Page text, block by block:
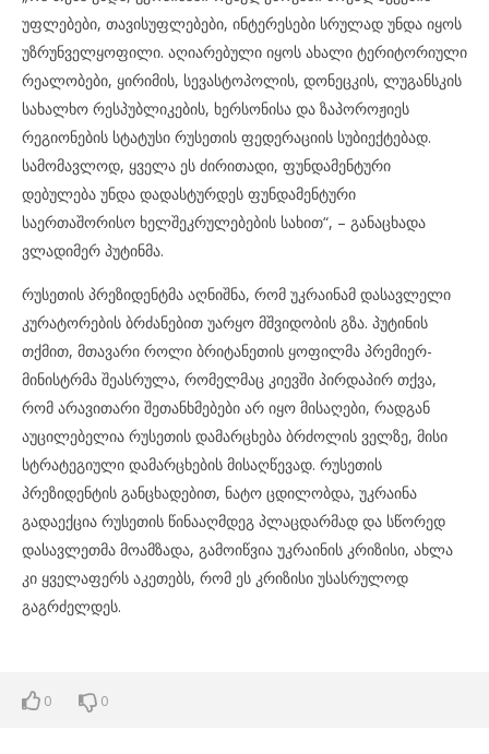
უფლებები, თავისუფლებები, ინტერესები სრულად უნდა იყოს
უზრუნველყოფილი. აღიარებული იყოს ახალი ტერიტორიული
რეალობები, ყირიმის, სევასტოპოლის, დონეცკის, ლუგანსკის
სახალხო რესპუბლიკების, ხერსონისა და ზაპოროჟიეს
რეგიონების სტატუსი რუსეთის ფედერაციის სუბიექტებად.
სამომავლოდ, ყველა ეს ძირითადი, ფუნდამენტური
დებულება უნდა დადასტურდეს ფუნდამენტური
საერთაშორისო ხელშეკრულებების სახით“, – განაცხადა
ვლადიმერ პუტინმა.
რუსეთის პრეზიდენტმა აღნიშნა, რომ უკრაინამ დასავლელი
კურატორების ბრძანებით უარყო მშვიდობის გზა. პუტინის
თქმით, მთავარი როლი ბრიტანეთის ყოფილმა პრემიერ-
მინისტრმა შეასრულა, რომელმაც კიევში პირდაპირ თქვა,
რომ არავითარი შეთანხმებები არ იყო მისაღები, რადგან
აუცილებელია რუსეთის დამარცხება ბრძოლის ველზე, მისი
სტრატეგიული დამარცხების მისაღწევად. რუსეთის
პრეზიდენტის განცხადებით, ნატო ცდილობდა, უკრაინა
გადაექცია რუსეთის წინააღმდეგ პლაცდარმად და სწორედ
დასავლეთმა მოამზადა, გამოიწვია უკრაინის კრიზისი, ახლა
კი ყველაფერს აკეთებს, რომ ეს კრიზისი უსასრულოდ
გაგრძელდეს.
0 0